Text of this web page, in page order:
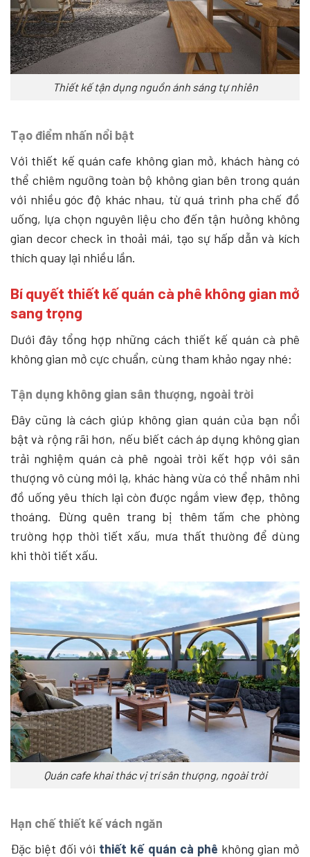
Thiết kế tận dụng nguồn ánh sáng tự nhiên
Tạo điểm nhấn nổi bật
Với thiết kế quán cafe không gian mở, khách hàng có
thể chiêm ngưỡng toàn bộ không gian bên trong quán
với nhiều góc độ khác nhau, từ quá trình pha chế đồ
uống, lựa chọn nguyên liệu cho đến tận hưởng không
gian decor check in thoải mái, tạo sự hấp dẫn và kích
thích quay lại nhiều lần.
Bí quyết thiết kế quán cà phê không gian mở
sang trọng
Dưới đây tổng hợp những cách thiết kế quán cà phê
không gian mở cực chuẩn, cùng tham khảo ngay nhé:
Tận dụng không gian sân thượng, ngoài trời
Đây cũng là cách giúp không gian quán của bạn nổi
bật và rộng rãi hơn, nếu biết cách áp dụng không gian
trải nghiệm quán cà phê ngoài trời kết hợp với sân
thượng vô cùng mới lạ, khác hàng vừa có thể nhâm nhi
đồ uống yêu thích lại còn được ngắm view đẹp, thông
thoáng. Đừng quên trang bị thêm tấm che phòng
trường hợp thời tiết xấu, mưa thất thường để dùng
khi thời tiết xấu.
Quán cafe khai thác vị trí sân thượng, ngoài trời
Hạn chế thiết kế vách ngăn
Đặc biệt đối với thiết kế quán cà phê không gian mở